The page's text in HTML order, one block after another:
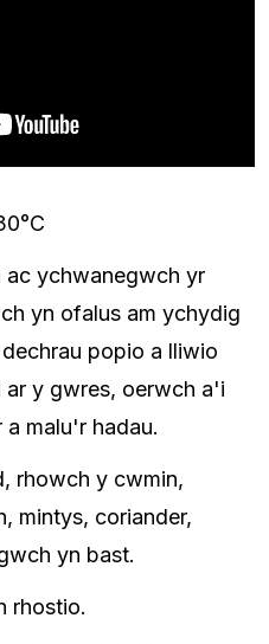
ac ychwanegwch yr
yn ofalus am ychydig
popio a lliwio
y gwres, oerwch a'i
malu'r hadau.
rhowch y cwmin,
mintys, coriander,
yn bast.
rhostio.